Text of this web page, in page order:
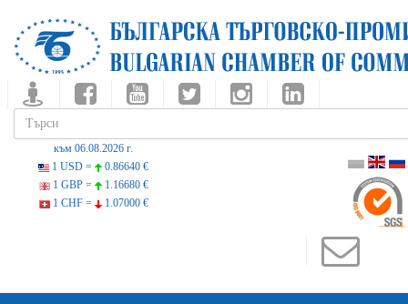
към 06.08.2026 г.
1 USD =
0.86640 €
1 GBP =
1.16680 €
1 CHF =
1.07000 €